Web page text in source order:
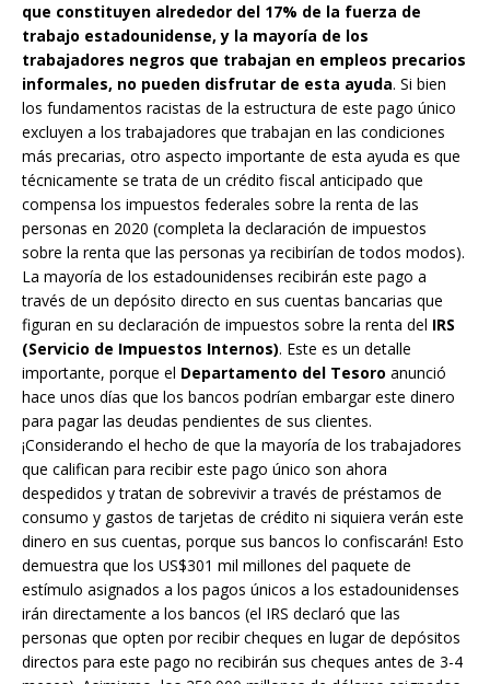
que constituyen alrededor del 17% de la fuerza de
trabajo estadounidense, y la mayoría de los
trabajadores negros que trabajan en empleos precarios
informales, no pueden disfrutar de esta ayuda. Si bien
los fundamentos racistas de la estructura de este pago único
excluyen a los trabajadores que trabajan en las condiciones
más precarias, otro aspecto importante de esta ayuda es que
técnicamente se trata de un crédito fiscal anticipado que
compensa los impuestos federales sobre la renta de las
personas en 2020 (completa la declaración de impuestos
sobre la renta que las personas ya recibirían de todos modos).
La mayoría de los estadounidenses recibirán este pago a
través de un depósito directo en sus cuentas bancarias que
figuran en su declaración de impuestos sobre la renta del IRS
(Servicio de Impuestos Internos). Este es un detalle
importante, porque el Departamento del Tesoro anunció
hace unos días que los bancos podrían embargar este dinero
para pagar las deudas pendientes de sus clientes.
¡Considerando el hecho de que la mayoría de los trabajadores
que califican para recibir este pago único son ahora
despedidos y tratan de sobrevivir a través de préstamos de
consumo y gastos de tarjetas de crédito ni siquiera verán este
dinero en sus cuentas, porque sus bancos lo confiscarán! Esto
demuestra que los US$301 mil millones del paquete de
estímulo asignados a los pagos únicos a los estadounidenses
irán directamente a los bancos (el IRS declaró que las
personas que opten por recibir cheques en lugar de depósitos
directos para este pago no recibirán sus cheques antes de 3-4